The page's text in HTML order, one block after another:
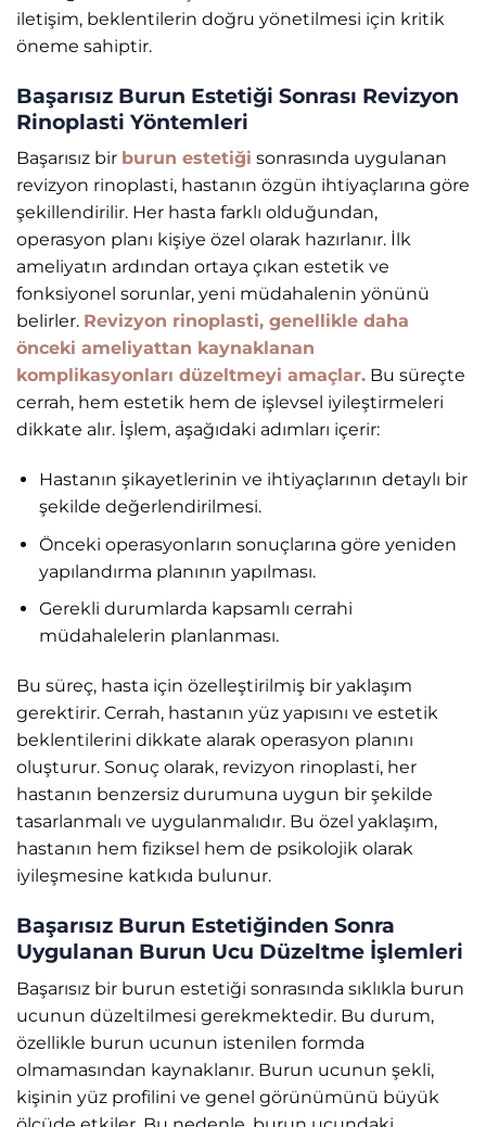
iletişim, beklentilerin doğru yönetilmesi için kritik
öneme sahiptir.
Başarısız Burun Estetiği Sonrası Revizyon
Rinoplasti Yöntemleri
Başarısız bir burun estetiği sonrasında uygulanan
revizyon rinoplasti, hastanın özgün ihtiyaçlarına göre
şekillendirilir. Her hasta farklı olduğundan,
operasyon planı kişiye özel olarak hazırlanır. İlk
ameliyatın ardından ortaya çıkan estetik ve
fonksiyonel sorunlar, yeni müdahalenin yönünü
belirler. Revizyon rinoplasti, genellikle daha
önceki ameliyattan kaynaklanan
komplikasyonları düzeltmeyi amaçlar. Bu süreçte
cerrah, hem estetik hem de işlevsel iyileştirmeleri
dikkate alır. İşlem, aşağıdaki adımları içerir:
Hastanın şikayetlerinin ve ihtiyaçlarının detaylı bir
şekilde değerlendirilmesi.
Önceki operasyonların sonuçlarına göre yeniden
yapılandırma planının yapılması.
Gerekli durumlarda kapsamlı cerrahi
müdahalelerin planlanması.
Bu süreç, hasta için özelleştirilmiş bir yaklaşım
gerektirir. Cerrah, hastanın yüz yapısını ve estetik
beklentilerini dikkate alarak operasyon planını
oluşturur. Sonuç olarak, revizyon rinoplasti, her
hastanın benzersiz durumuna uygun bir şekilde
tasarlanmalı ve uygulanmalıdır. Bu özel yaklaşım,
hastanın hem fiziksel hem de psikolojik olarak
iyileşmesine katkıda bulunur.
Başarısız Burun Estetiğinden Sonra
Uygulanan Burun Ucu Düzeltme İşlemleri
Başarısız bir burun estetiği sonrasında sıklıkla burun
ucunun düzeltilmesi gerekmektedir. Bu durum,
özellikle burun ucunun istenilen formda
olmamasından kaynaklanır. Burun ucunun şekli,
kişinin yüz profilini ve genel görünümünü büyük